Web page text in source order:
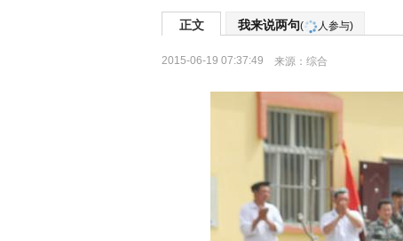
正文 我来说两句( 人参与)
2015-06-19 07:37:49 来源： 综合